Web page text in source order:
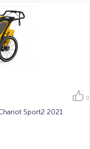
0
Sport2 2021